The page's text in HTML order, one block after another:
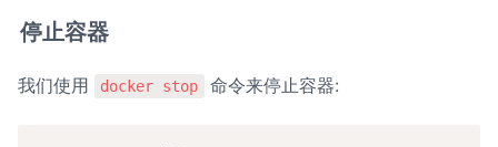
停止容器
我们使用 docker stop 命令来停止容器: